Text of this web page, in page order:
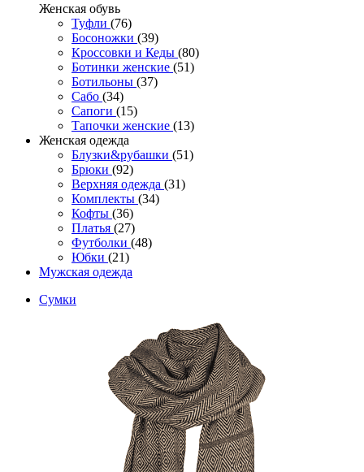
Женcкая обувь
Туфли (76)
Босоножки (39)
Кроссовки и Кеды (80)
Ботинки женские (51)
Ботильоны (37)
Сабо (34)
Сапоги (15)
Тапочки женские (13)
Женская одежда
Блузки&рубашки (51)
Брюки (92)
Верхняя одежда (31)
Комплекты (34)
Кофты (36)
Платья (27)
Футболки (48)
Юбки (21)
Мужская одежда
Сумки